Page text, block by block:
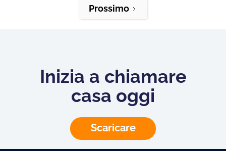
Prossimo
Inizia a chiamare
casa oggi
Scaricare